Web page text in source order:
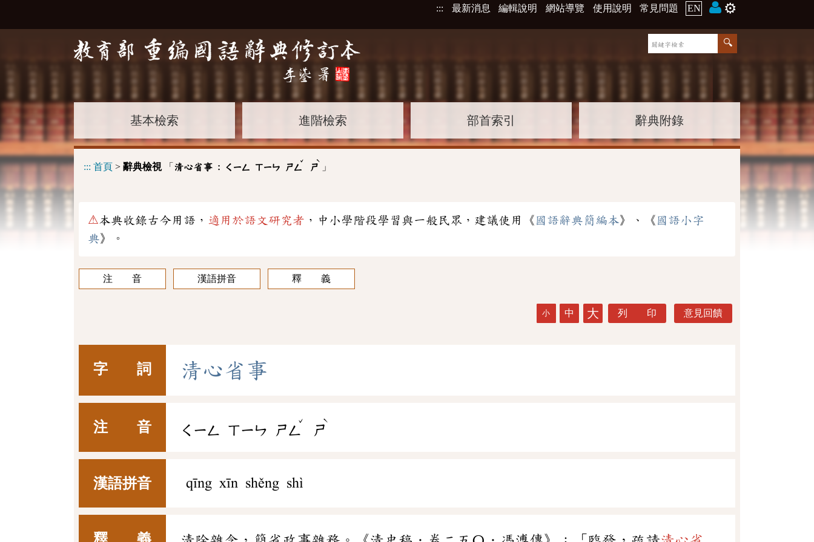
::: 最新消息 編輯說明 網站導覽 使用說明 常見問題 EN ⚙️
基本檢索 進階檢索 部首索引 辭典附錄
::: 首頁 > 辭典檢視「 清心省事 : ㄑㄧㄥ ㄒㄧㄣ ㄕㄥ
ˇ
ㄕ
ˋ
」
⚠本典收錄古今用語， 適用於語文研究者 ，中小學階段學習與一般民眾，建議使用《 國語辭典簡編本》、《 國語小字
典》。
注 音 漢語拼音 釋 義
小 中 大 列 印 意見回饋
字 詞 清心省 事
注 音 ㄑㄧㄥ ㄒㄧㄣ ㄕㄥ
ˇ
ㄕ
ˋ
漢語拼音 qīng xīn shěng shì